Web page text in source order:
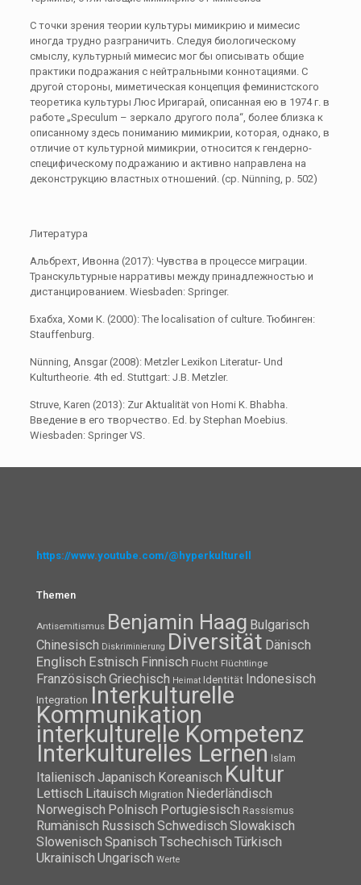
С точки зрения теории культуры мимикрию и мимесис
иногда трудно разграничить. Следуя биологическому
смыслу, культурный мимесис мог бы описывать общие
практики подражания с нейтральными коннотациями. С
другой стороны, миметическая концепция феминистского
теоретика культуры Люс Иригарай, описанная ею в 1974 г. в
работе „Speculum – зеркало другого пола“, более близка к
описанному здесь пониманию мимикрии, которая, однако, в
отличие от культурной мимикрии, относится к гендерно-
специфическому подражанию и активно направлена на
деконструкцию властных отношений. (ср. Nünning, p. 502)
Литература
Альбрехт, Ивонна (2017): Чувства в процессе миграции.
Транскультурные нарративы между принадлежностью и
дистанцированием. Wiesbaden: Springer.
Бхабха, Хоми К. (2000): The localisation of culture. Тюбинген:
Stauffenburg.
Nünning, Ansgar (2008): Metzler Lexikon Literatur- Und
Kulturtheorie. 4th ed. Stuttgart: J.B. Metzler.
Struve, Karen (2013): Zur Aktualität von Homi K. Bhabha.
Введение в его творчество. Ed. by Stephan Moebius.
Wiesbaden: Springer VS.
https://www.youtube.com/@hyperkulturell
Themen
Antisemitismus Benjamin Haag Bulgarisch
Chinesisch Diskriminierung Diversität Dänisch
Englisch Estnisch Finnisch Flucht Flüchtlinge
Französisch Griechisch Heimat Identität Indonesisch
Integration Interkulturelle
Kommunikation
interkulturelle Kompetenz
Interkulturelles Lernen Islam
Italienisch Japanisch Koreanisch Kultur
Lettisch Litauisch Migration Niederländisch
Norwegisch Polnisch Portugiesisch Rassismus
Rumänisch Russisch Schwedisch Slowakisch
Slowenisch Spanisch Tschechisch Türkisch
Ukrainisch Ungarisch Werte